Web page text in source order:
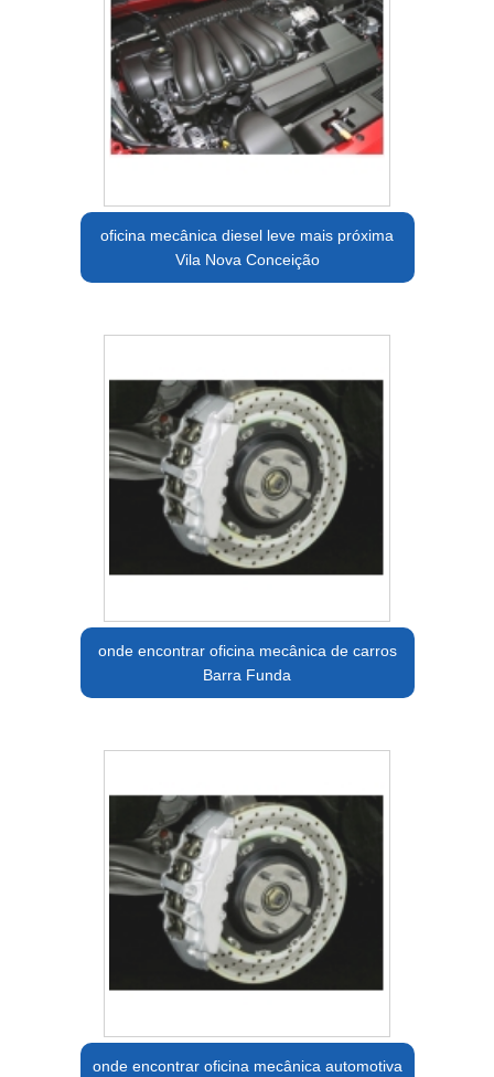
oficina mecânica diesel leve mais próxima
Vila Nova Conceição
onde encontrar oficina mecânica de carros
Barra Funda
onde encontrar oficina mecânica automotiva